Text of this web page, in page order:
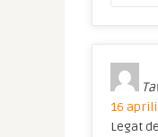
16
Legat